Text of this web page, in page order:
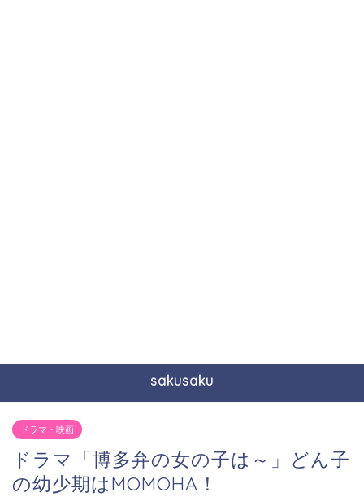
sakusaku
ドラマ・映画
ドラマ「博多弁の女の子は～」どん子
の幼少期はMOMOHA！